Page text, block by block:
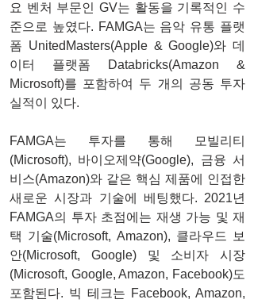
요 벤처 부문인 GV는 활동을 기록적인 수
준으로 높였다. FAMGA는 음악 유통 플랫
폼 UnitedMasters(Apple & Google)와 데
이터 플랫폼 Databricks(Amazon &
Microsoft)를 포함하여 두 개의 공동 투자
실적이 있다.
FAMGA는 투자를 통해 모빌리티
(Microsoft), 바이오제약(Google), 금융 서
비스(Amazon)와 같은 핵심 제품에 인접한
새로운 시장과 기술에 베팅했다. 2021년
FAMGA의 투자 초점에는 재생 가능 및 재
택 기술(Microsoft, Amazon), 클라우드 보
안(Microsoft, Google) 및 소비자 시장
(Microsoft, Google, Amazon, Facebook)도
포함된다. 빅 테크는 Facebook, Amazon,